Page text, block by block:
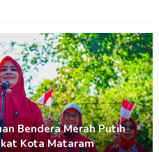
Bendera Merah Putih
Kota Mataram